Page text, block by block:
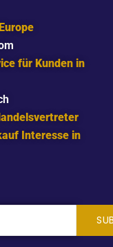
für Kunden in
Interesse in